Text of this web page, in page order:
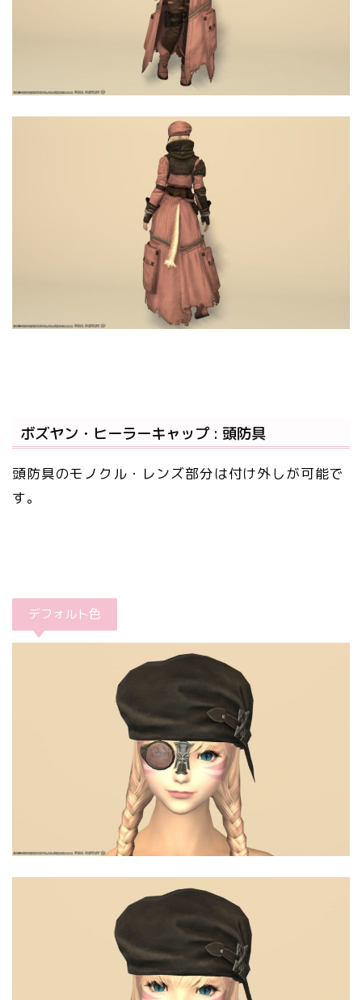
ボズヤン・ヒーラーキャップ : 頭防具
頭防具のモノクル・レンズ部分は付け外しが可能で
す。
デフォルト色